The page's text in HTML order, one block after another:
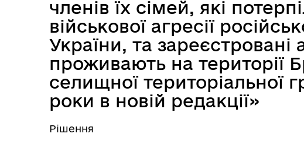
членів їх сімей, які
військової агресії
України, та
проживають на території
селищної територіальної
роки в новій редакції»
Рішення